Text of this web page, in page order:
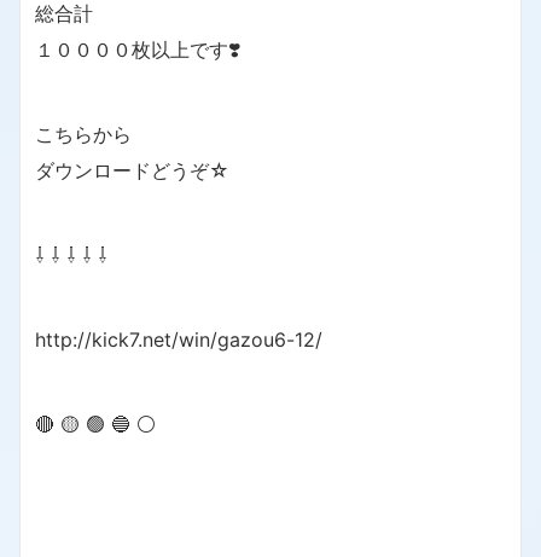
総合計
１００００枚以上です❣️
こちらから
ダウンロードどうぞ☆
⇩ ⇩ ⇩ ⇩ ⇩
http://kick7.net/win/gazou6-12/
🔴 🟡 🟢 🔵 ⚪️